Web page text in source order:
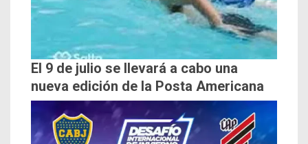
El 9 de julio se llevará a cabo una
nueva edición de la Posta Americana